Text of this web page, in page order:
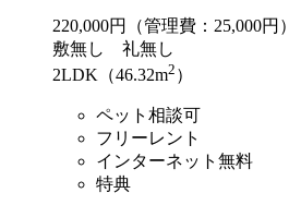
220,000円（管理費：25,000円）
敷無し 礼無し
2LDK（46.32m2 ）
ペット相談可
フリーレント
インターネット無料
特典